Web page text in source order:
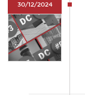
30/12/2024